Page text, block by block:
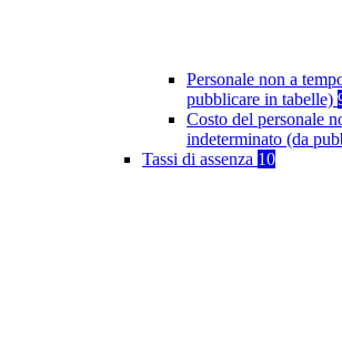
Personale non a
pubblicare in tabelle)
Costo del personale
indeterminato (da
Tassi di assenza 10